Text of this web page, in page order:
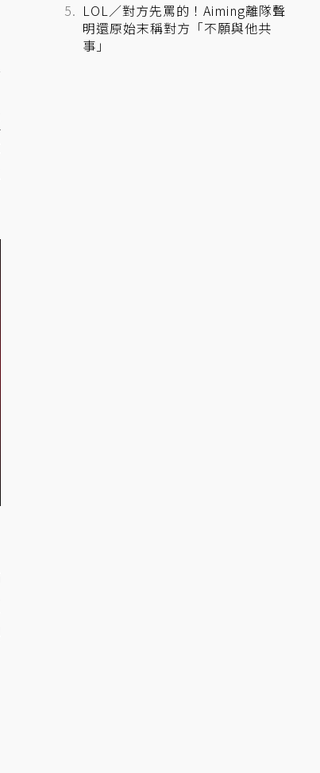
LOL／對方先罵的！Aiming離隊聲
明還原始末稱對方「不願與他共
事」